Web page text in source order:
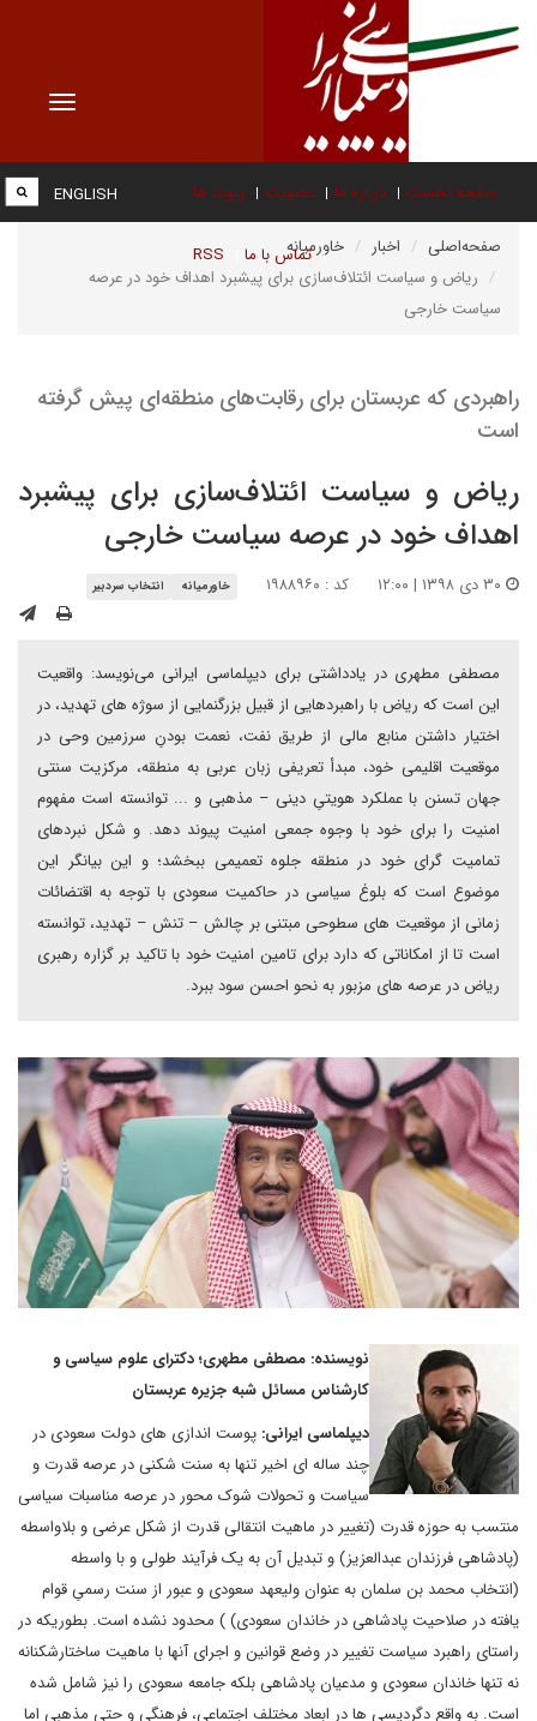
Toggle
صفحه نخست درباره ما عضویت پیوند ها
تماس با ما RSS
ENGLISH
صفحه‌اصلی اخبار
خاورمیانه
ریاض و سیاست ائتلاف‌سازی برای پیشبرد اهداف خود در عرصه
سیاست خارجی
راهبردی که عربستان برای رقابت‌های منطقه‌ای پیش گرفته
است
ریاض و سیاست ائتلاف‌سازی برای پیشبرد
اهداف خود در عرصه سیاست خارجی
کد : ۱۹۸۸۹۶۰ خاورمیانه انتخاب سردبیر
مصطفی مطهری در یادداشتی برای دیپلماسی ایرانی می‌نویسد: واقعیت
این است که ریاض با راهبردهایی از قبیل بزرگنمایی از سوژه های تهدید، در
اختیار داشتن منابع مالی از طریق نفت، نعمت بودنِ سرزمین وحی در
موقعیت اقلیمی خود، مبدأ تعریفی زبان عربی به منطقه، مرکزیت سنتی
جهان تسنن با عملکرد هویتیِ دینی – مذهبی و ... توانسته است مفهوم
امنیت را برای خود با وجوه جمعی امنیت پیوند دهد. و شکل نبردهای
تمامیت گرای خود در منطقه جلوه تعمیمی ببخشد؛ و این بیانگر این
موضوع است که بلوغ سیاسی در حاکمیت سعودی با توجه به اقتضائات
زمانی از موقعیت های سطوحی مبتنی بر چالش – تنش – تهدید، توانسته
است تا از امکاناتی که دارد برای تامین امنیت خود با تاکید بر گزاره رهبری
ریاض در عرصه های مزبور به نحو احسن سود ببرد.
نویسنده: مصطفی مطهری؛ دکترای علوم سیاسی و
کارشناس مسائل شبه جزیره عربستان
دیپلماسی ایرانی: پوست اندازی های دولت سعودی در
چند ساله ای اخیر تنها به سنت شکنی در عرصه قدرت و
سیاست و تحولات شوک محور در عرصه مناسبات سیاسی
منتسب به حوزه قدرت (تغییر در ماهیت انتقالی قدرت از شکل عرضی و بلاواسطه
(پادشاهی فرزندان عبدالعزیز) و تبدیل آن به یک فرآیند طولی و با واسطه
(انتخاب محمد بن سلمان به عنوان ولیعهد سعودی و عبور از سنت رسمیِ قوام
یافته در صلاحیت پادشاهی در خاندان سعودی) ) محدود نشده است. بطوریکه در
راستای راهبرد سیاست تغییر در وضع قوانین و اجرای آنها با ماهیت ساختارشکنانه
نه تنها خاندان سعودی و مدعیان پادشاهی بلکه جامعه سعودی را نیز شامل شده
است. به واقع دگردیسی ها در ابعاد مختلف اجتماعی، فرهنگی و حتی مذهبی اما